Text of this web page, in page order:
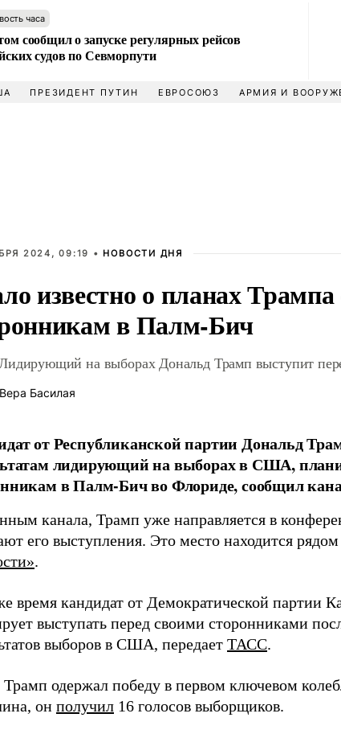
часа
сообщил о запуске регулярных рейсов
судов по Севморпути
ПРЕЗИДЕНТ ПУТИН ЕВРОСОЮЗ АРМИЯ И
2024, 09:19 • НОВОСТИ ДНЯ
известно о планах
в Палм-Бич
на выборах Дональд Трамп выступит
Вера Басилая
от Республиканской партии Дональд
лидирующий на выборах в США,
в Палм-Бич во Флориде, сообщил
канала, Трамп уже направляется в
его выступления. Это место находится
.
время кандидат от Демократической партии
выступать перед своими сторонниками
выборов в США, передает ТАСС.
Трамп одержал победу в первом ключевом
он получил 16 голосов выборщиков.